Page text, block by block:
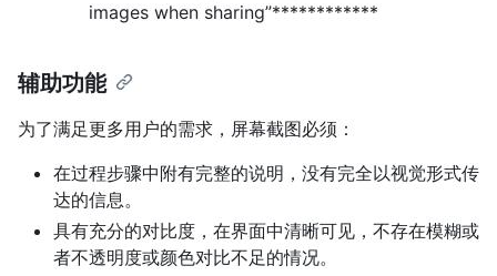
images when sharing”************
辅助功能
为了满足更多用户的需求，屏幕截图必须：
在过程步骤中附有完整的说明，没有完全以视觉形式传
达的信息。
具有充分的对比度，在界面中清晰可见，不存在模糊或
者不透明度或颜色对比不足的情况。